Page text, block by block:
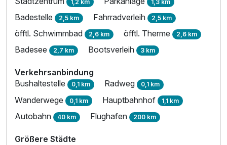
1,2 km 1,3 km
Badestelle 2,5 km Fahrradverleih 2,5 km
öfftl. Schwimmbad 2,6 km öfftl. Therme 2,6 km
Badesee 2,7 km Bootsverleih 3 km
Verkehrsanbindung
Bushaltestelle 0,1 km Radweg 0,1 km
Wanderwege 0,1 km Hauptbahnhof 1,1 km
Autobahn 40 km Flughafen 200 km
Größere Städte